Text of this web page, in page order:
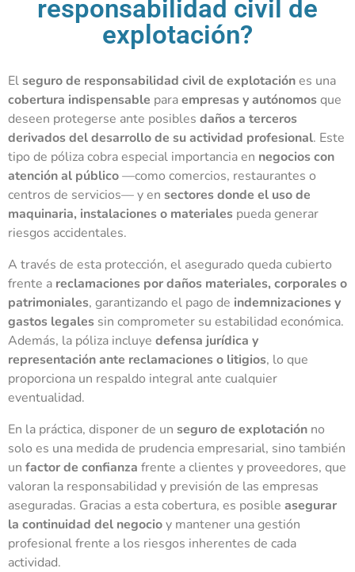
responsabilidad civil de
explotación?
Elseguro de responsabilidad civil de explotaciónes una
cobertura indispensable paraempresas y autónomosque
deseen protegerse ante posibles daños a terceros
derivados del desarrollo de su actividad profesional. Este
tipo de póliza cobra especial importancia en negocios con
atención al público—como comercios, restaurantes o
centros de servicios— y en sectores donde el uso de
maquinaria, instalaciones o materiales pueda generar
riesgos accidentales.
A través de esta protección, el asegurado queda cubierto
frente a reclamaciones por daños materiales, corporales o
patrimoniales, garantizando el pago de indemnizaciones y
gastos legales sin comprometer su estabilidad económica.
Además, la póliza incluye defensa jurídica y
representación ante reclamaciones o litigios, lo que
proporciona un respaldo integral ante cualquier
eventualidad.
En la práctica, disponer de un seguro de explotación no
solo es una medida de prudencia empresarial, sino también
un factor de confianza frente a clientes y proveedores, que
valoran la responsabilidad y previsión de las empresas
aseguradas. Gracias a esta cobertura, es posible asegurar
la continuidad del negocioy mantener una gestión
profesional frente a los riesgos inherentes de cada
actividad.